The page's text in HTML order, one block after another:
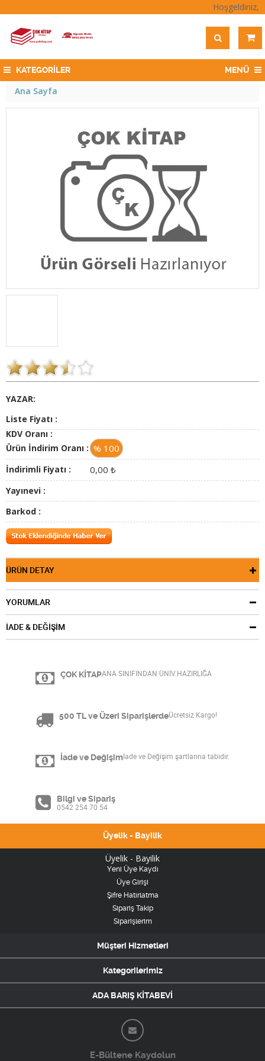
Hoşgeldiniz,
KATEGORİLER MENÜ
Ana Sayfa
YAZAR:
Liste Fiyatı :
KDV Oranı :
Ürün İndirim Oranı : % 100
İndirimli Fiyatı : 0,00 ₺
Yayınevi :
Barkod :
ÜRÜN DETAY
YORUMLAR
İADE & DEĞİŞİM
ÇOK KİTAPANA SINIFINDAN ÜNİV.HAZIRLIĞA
500 TL ve Üzeri SiparişlerdeÜcretsiz Kargo!
İade ve Değişim İade ve Değişim şartlarına tabidir.
Bilgi ve Sipariş
0542 254 70 54
Üyelik - Bayilik
Üyelik - Bayilik
Yeni Üye Kaydı
Üye Girişi
Şifre Hatırlatma
Sipariş Takip
Siparişlerim
Müşteri Hizmetleri
Kategorilerimiz
ADA BARIŞ KİTABEVİ
E-Bültene Kaydolun